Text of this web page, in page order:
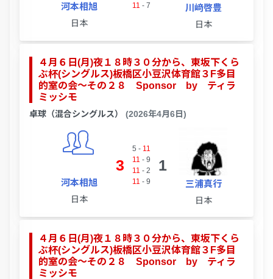
河本相旭
日本
11 - 7 川﨑啓豊
日本
４月６日(月)夜１８時３０分から、東坂下くら
ぶ杯(シングルス)板橋区小豆沢体育館３F多目
的室の会～その２８ Sponsor by ティラ
ミッシモ
卓球（混合シングルス） (2026年4月6日)
河本相旭
日本
3
5 - 11
11 - 9
11 - 2
11 - 9
1
三浦真行
日本
４月６日(月)夜１８時３０分から、東坂下くら
ぶ杯(シングルス)板橋区小豆沢体育館３F多目
的室の会～その２８ Sponsor by ティラ
ミッシモ